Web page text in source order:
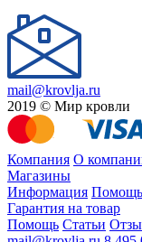
mail@krovlja.ru
2019 © Мир кровли
Компания О
Магазины
Информация Помощь
Гарантия на товар
Помощь Статьи